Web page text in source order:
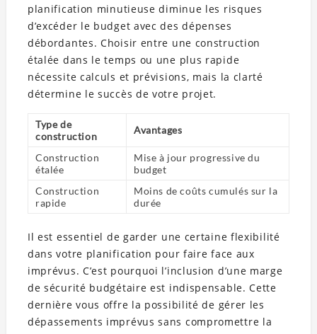
planification minutieuse diminue les risques
d’excéder le budget avec des dépenses
débordantes. Choisir entre une construction
étalée dans le temps ou une plus rapide
nécessite calculs et prévisions, mais la clarté
détermine le succès de votre projet.
Type de
construction
Avantages
Construction
étalée
Mise à jour progressive du
budget
Construction
rapide
Moins de coûts cumulés sur la
durée
Il est essentiel de garder une certaine flexibilité
dans votre planification pour faire face aux
imprévus. C’est pourquoi l’inclusion d’une marge
de sécurité budgétaire est indispensable. Cette
dernière vous offre la possibilité de gérer les
dépassements imprévus sans compromettre la